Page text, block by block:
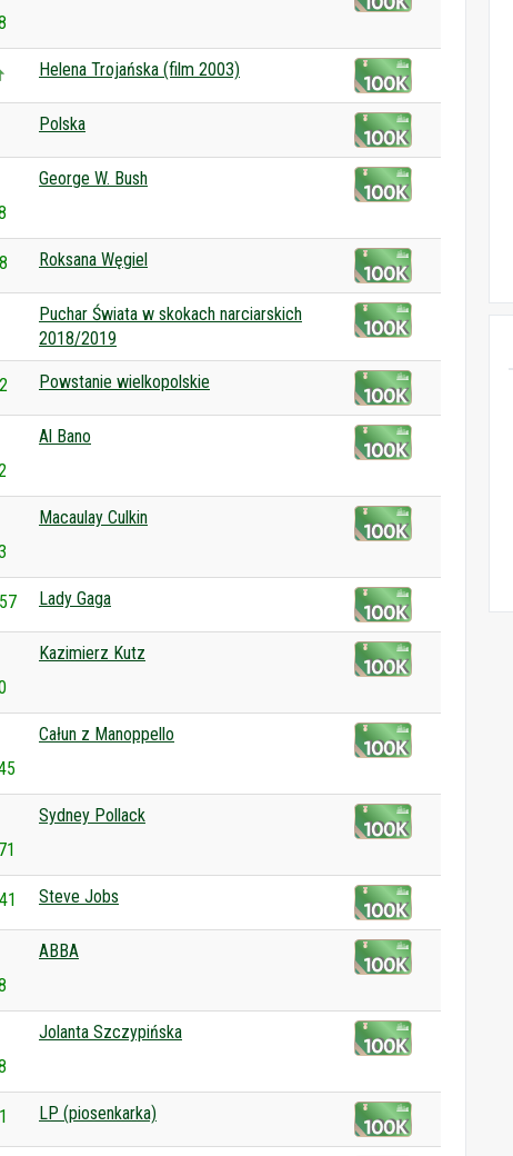
Helena Trojańska (film 2003)
Polska
George W. Bush
Roksana Węgiel
Puchar Świata w skokach narciarskich
2018/2019
Powstanie wielkopolskie
Al Bano
Macaulay Culkin
Lady Gaga
Kazimierz Kutz
Całun z Manoppello
Sydney Pollack
Steve Jobs
ABBA
Jolanta Szczypińska
LP (piosenkarka)